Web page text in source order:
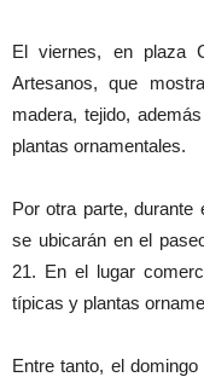
El viernes, en plaza
Artesanos, que
madera, tejido,
plantas ornamentales.
Por otra parte, durante
se ubicarán en el
21. En el lugar
típicas y plantas
Entre tanto, el